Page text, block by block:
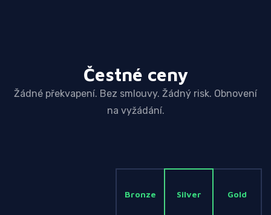
Čestné ceny
Žádné překvapení. Bez smlouvy. Žádný risk. Obnovení
na vyžádání.
Bronze Silver Gold